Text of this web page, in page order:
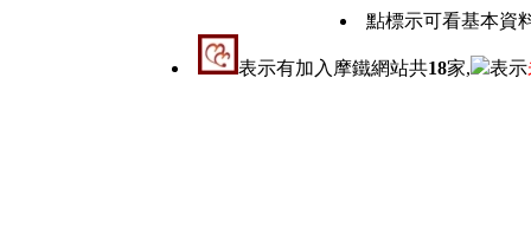
點標示可看基本資
表示有加入摩鐵網站共18家, 表示